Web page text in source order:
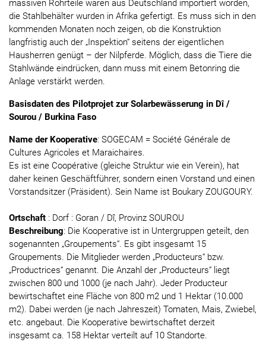
massiven Rohrteile waren aus Deutschland importiert worden,
die Stahlbehälter wurden in Afrika gefertigt. Es muss sich in den
kommenden Monaten noch zeigen, ob die Konstruktion
langfristig auch der „Inspektion“ seitens der eigentlichen
Hausherren genügt – der Nilpferde. Möglich, dass die Tiere die
Stahlwände eindrücken, dann muss mit einem Betonring die
Anlage verstärkt werden.
Basisdaten des Pilotprojet zur Solarbewässerung in Dî /
Sourou / Burkina Faso
Name der Kooperative: SOGECAM = Société Générale de
Cultures Agricoles et Maraichaires.
Es ist eine Coopérative (gleiche Struktur wie ein Verein), hat
daher keinen Geschäftführer, sondern einen Vorstand und einen
Vorstandsitzer (Präsident). Sein Name ist Boukary ZOUGOURY.
Ortschaft : Dorf : Goran / Dî, Provinz SOUROU
Beschreibung: Die Kooperative ist in Untergruppen geteilt, den
sogenannten „Groupements“. Es gibt insgesamt 15
Groupements. Die Mitglieder werden „Producteurs“ bzw.
„Productrices“ genannt. Die Anzahl der „Producteurs“ liegt
zwischen 800 und 1000 (je nach Jahr). Jeder Producteur
bewirtschaftet eine Fläche von 800 m2 und 1 Hektar (10.000
m2). Dabei werden (je nach Jahreszeit) Tomaten, Mais, Zwiebel,
etc. angebaut. Die Kooperative bewirtschaftet derzeit
insgesamt ca. 158 Hektar verteilt auf 10 Standorte.